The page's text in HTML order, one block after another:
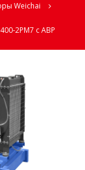
Weichai
2РМ7 с АВР